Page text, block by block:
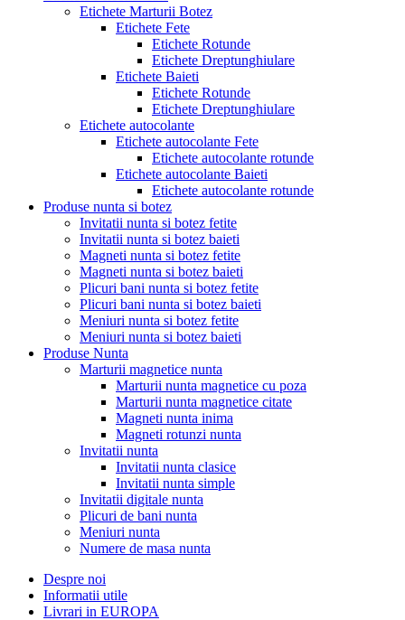
Etichete Marturii Botez
Etichete Fete
Etichete Rotunde
Etichete Dreptunghiulare
Etichete Baieti
Etichete Rotunde
Etichete Dreptunghiulare
Etichete autocolante
Etichete autocolante Fete
Etichete autocolante rotunde
Etichete autocolante Baieti
Etichete autocolante rotunde
Produse nunta si botez
Invitatii nunta si botez fetite
Invitatii nunta si botez baieti
Magneti nunta si botez fetite
Magneti nunta si botez baieti
Plicuri bani nunta si botez fetite
Plicuri bani nunta si botez baieti
Meniuri nunta si botez fetite
Meniuri nunta si botez baieti
Produse Nunta
Marturii magnetice nunta
Marturii nunta magnetice cu poza
Marturii nunta magnetice citate
Magneti nunta inima
Magneti rotunzi nunta
Invitatii nunta
Invitatii nunta clasice
Invitatii nunta simple
Invitatii digitale nunta
Plicuri de bani nunta
Meniuri nunta
Numere de masa nunta
Despre noi
Informatii utile
Livrari in EUROPA